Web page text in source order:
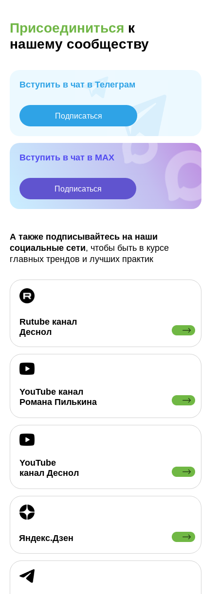
Присоединиться к
нашему сообществу
Подписаться
Вступить в чат в Телеграм
Подписаться
Вступить в чат в MAX
Яндекс.Дзен
YouTube
канал Деснол
Rutube канал
Деснол
А также подписывайтесь на наши
социальные сети, чтобы быть в курсе
главных трендов и лучших практик
YouTube канал
Романа Пилькина